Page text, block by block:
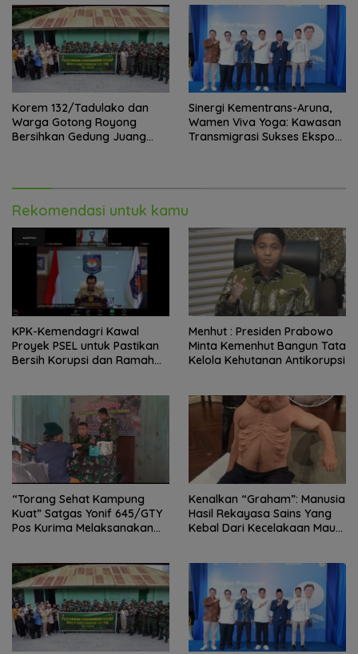
Korem 132/Tadulako dan
Warga Gotong Royong
Bersihkan Gedung Juang
Sinergi Kementrans-Aruna,
Wamen Viva Yoga: Kawasan
Transmigrasi Sukses Ekspor
Rekomendasi untuk kamu
KPK-Kemendagri Kawal
Proyek PSEL untuk Pastikan
Bersih Korupsi dan Ramah
Menhut : Presiden Prabowo
Minta Kemenhut Bangun Tata
Kelola Kehutanan Antikorupsi
“Torang Sehat Kampung
Kuat” Satgas Yonif 645/GTY
Pos Kurima Melaksanakan
Kenalkan “Graham”: Manusia
Hasil Rekayasa Sains Yang
Kebal Dari Kecelakaan Maut